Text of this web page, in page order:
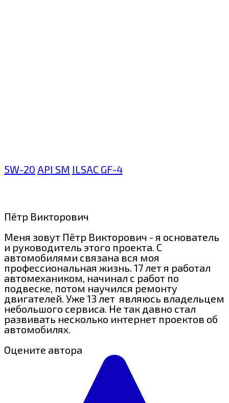
5W-20 API SM ILSAC GF-4
Пётр Викторович
Меня зовут Пётр Викторович - я основатель
и руководитель этого проекта. С
автомобилями связана вся моя
профессиональная жизнь. 17 лет я работал
автомехаником, начинал с работ по
подвеске, потом научился ремонту
двигателей. Уже 13 лет являюсь владельцем
небольшого сервиса. Не так давно стал
развивать несколько интернет проектов об
автомобилях.
Оцените автора